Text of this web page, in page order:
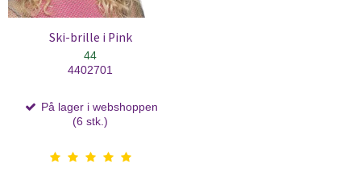
Ski-brille i Pink
44
4402701
På lager i webshoppen
(6 stk.)